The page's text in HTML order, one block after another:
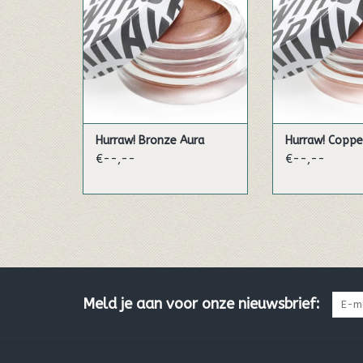
Hurraw, het merk dat bekend
staat om zijn lippenbalsems,
heeft de vegan Aura
Illuminating Balms ontwikkeld.
Een crèmekleurige textuur, die
verzorging en make-up in één
enkel gebaar combineren.
Hurraw! Bronze Aura
€--,--
Hurraw, het
staat om zijn
heeft de
Illuminating
Een
verzorging en
enkel gebaar
Hurraw!
€--,--
Meld je aan voor onze nieuwsbrief: